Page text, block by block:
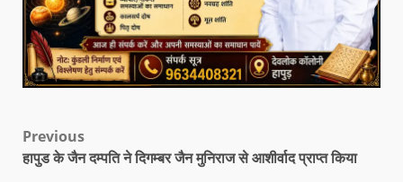
Previous
हापुड के जैन दम्पति ने दिगम्बर जैन मुनिराज से आशीर्वाद प्राप्त किया